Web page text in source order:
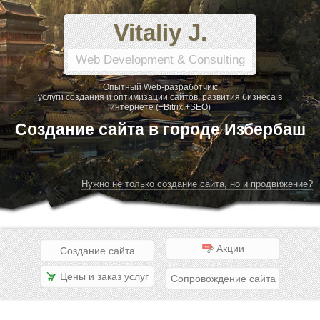
Vitaliy J.
Web Development & Consulting
Опытный Web-разработчик:
услуги создания и оптимизации сайтов, развития бизнеса в
интернете (+Bitrix +SEO)
Создание сайта в городе Избербаш
Нужно не только создание сайта, но и продвижение?
Создание сайта Акции
Цены и заказ услуг Сопровождение сайта